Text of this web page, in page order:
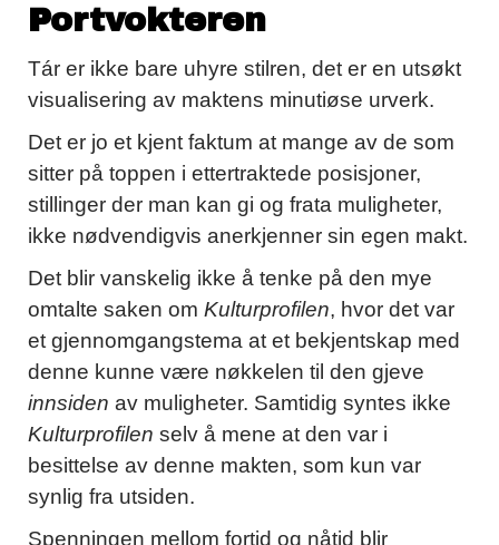
Portvokteren
Tár er ikke bare uhyre stilren, det er en utsøkt
visualisering av maktens minutiøse urverk.
Det er jo et kjent faktum at mange av de som
sitter på toppen i ettertraktede posisjoner,
stillinger der man kan gi og frata muligheter,
ikke nødvendigvis anerkjenner sin egen makt.
Det blir vanskelig ikke å tenke på den mye
omtalte saken om Kulturprofilen, hvor det var
et gjennomgangstema at et bekjentskap med
denne kunne være nøkkelen til den gjeve
innsiden av muligheter. Samtidig syntes ikke
Kulturprofilen selv å mene at den var i
besittelse av denne makten, som kun var
synlig fra utsiden.
Spenningen mellom fortid og nåtid blir